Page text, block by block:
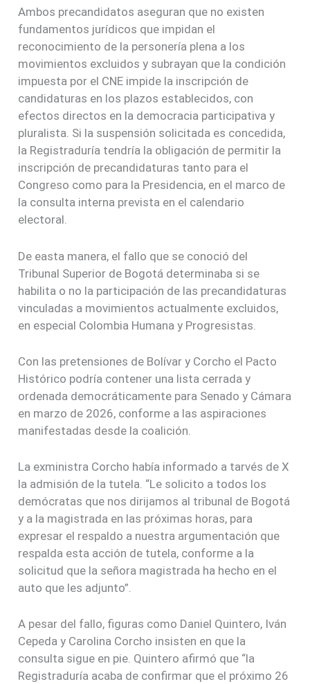
Ambos precandidatos aseguran que no existen
fundamentos jurídicos que impidan el
reconocimiento de la personería plena a los
movimientos excluidos y subrayan que la condición
impuesta por el CNE impide la inscripción de
candidaturas en los plazos establecidos, con
efectos directos en la democracia participativa y
pluralista. Si la suspensión solicitada es concedida,
la Registraduría tendría la obligación de permitir la
inscripción de precandidaturas tanto para el
Congreso como para la Presidencia, en el marco de
la consulta interna prevista en el calendario
electoral.
De easta manera, el fallo que se conoció del
Tribunal Superior de Bogotá determinaba si se
habilita o no la participación de las precandidaturas
vinculadas a movimientos actualmente excluidos,
en especial Colombia Humana y Progresistas.
Con las pretensiones de Bolívar y Corcho el Pacto
Histórico podría contener una lista cerrada y
ordenada democráticamente para Senado y Cámara
en marzo de 2026, conforme a las aspiraciones
manifestadas desde la coalición.
La exministra Corcho había informado a tarvés de X
la admisión de la tutela. “Le solicito a todos los
demócratas que nos dirijamos al tribunal de Bogotá
y a la magistrada en las próximas horas, para
expresar el respaldo a nuestra argumentación que
respalda esta acción de tutela, conforme a la
solicitud que la señora magistrada ha hecho en el
auto que les adjunto”.
A pesar del fallo, figuras como Daniel Quintero, Iván
Cepeda y Carolina Corcho insisten en que la
consulta sigue en pie. Quintero afirmó que “la
Registraduría acaba de confirmar que el próximo 26